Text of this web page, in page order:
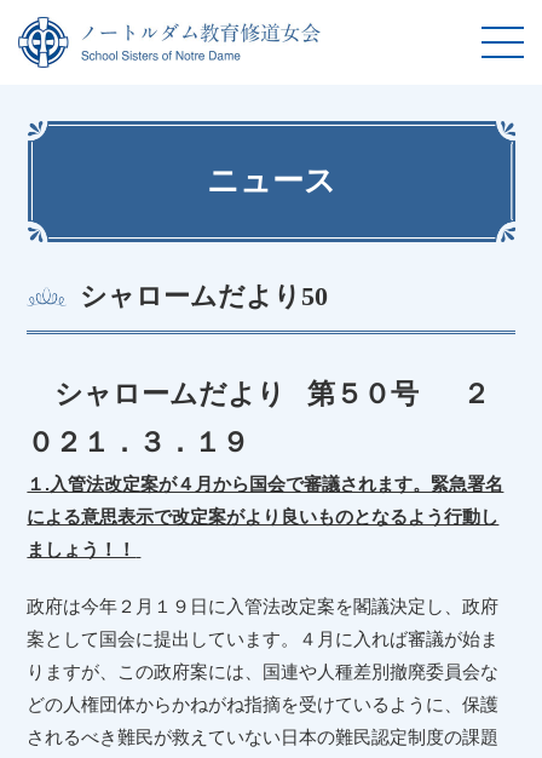
ニュース
シャロームだより50
シャロームだより 第５０号 ２
０２１．３．１９
１.入管法改定案が４月から国会で審議されます。緊急署名
による意思表示で改定案がより良いものとなるよう行動し
ましょう！！
政府は今年２月１９日に入管法改定案を閣議決定し、政府
案として国会に提出しています。４月に入れば審議が始ま
りますが、この政府案には、国連や人種差別撤廃委員会な
どの人権団体からかねがね指摘を受けているように、保護
されるべき難民が救えていない日本の難民認定制度の課題